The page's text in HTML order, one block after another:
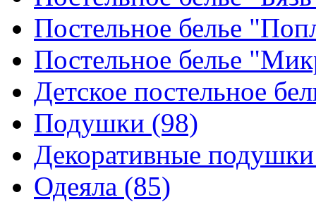
Постельное белье
Постельное белье
Детское постельное
Подушки (98)
Декоративные
Одеяла (85)